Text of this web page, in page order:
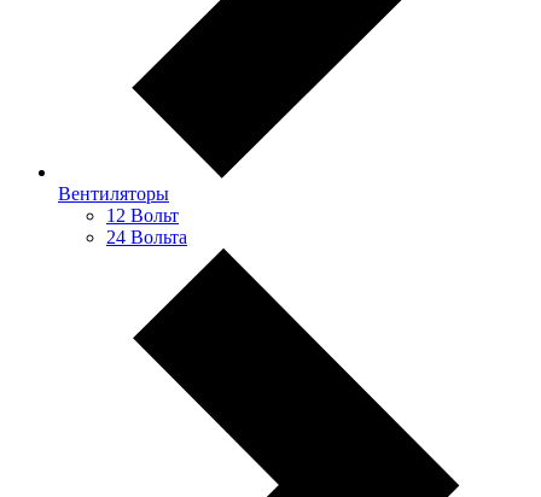
Вентиляторы
12 Вольт
24 Вольта